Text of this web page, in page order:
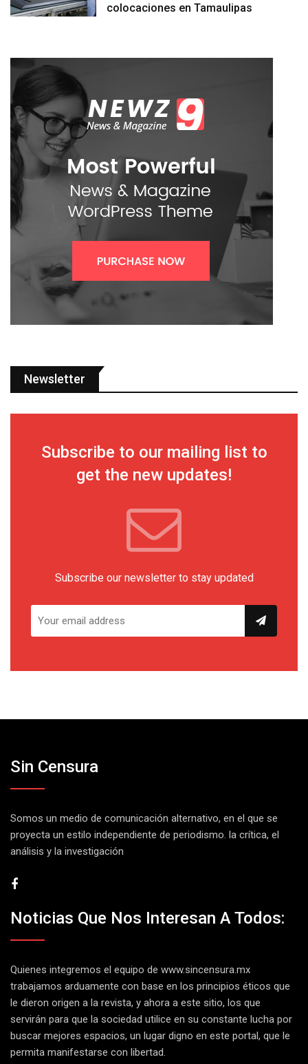
colocaciones en Tamaulipas
Newsletter
Subscribe to our mailing list to
get the new updates!
Subscribe our newsletter to stay updated
Sin Censura
Somos un medio de comunicación alternativo, en el que se
proyecta un estilo independiente de periodismo. la crítica, el
análisis y la investigación
Noticias Que Nos Interesan A Todos:
Quienes integremos el equipo de www.sincensura.mx
trabajamos arduamente con base en los principios éticos que
le dieron origen a la revista, y ahora a este sitio, los que
servirán para que la sociedad utilice en su constante lucha por
buscar mejores espacios, un lugar digno en este portal, que le
permita manifestarse con libertad.